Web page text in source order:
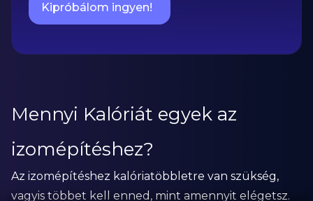
Kipróbálom ingyen!
Mennyi Kalóriát egyek az
izomépítéshez?
Az izomépítéshez kalóriatöbbletre van szükség,
vagyis többet kell enned, mint amennyit elégetsz.